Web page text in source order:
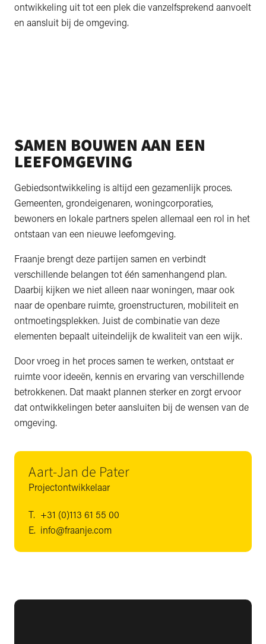
ontwikkeling uit tot een plek die vanzelfsprekend aanvoelt
en aansluit bij de omgeving.
SAMEN BOUWEN AAN EEN
LEEFOMGEVING
Gebiedsontwikkeling is altijd een gezamenlijk proces.
Gemeenten, grondeigenaren, woningcorporaties,
bewoners en lokale partners spelen allemaal een rol in het
ontstaan van een nieuwe leefomgeving.
Fraanje brengt deze partijen samen en verbindt
verschillende belangen tot één samenhangend plan.
Daarbij kijken we niet alleen naar woningen, maar ook
naar de openbare ruimte, groenstructuren, mobiliteit en
ontmoetingsplekken. Juist de combinatie van deze
elementen bepaalt uiteindelijk de kwaliteit van een wijk.
Door vroeg in het proces samen te werken, ontstaat er
ruimte voor ideeën, kennis en ervaring van verschillende
betrokkenen. Dat maakt plannen sterker en zorgt ervoor
dat ontwikkelingen beter aansluiten bij de wensen van de
omgeving.
Aart-Jan de Pater
Projectontwikkelaar
T. +31 (0)113 61 55 00
E. info@fraanje.com